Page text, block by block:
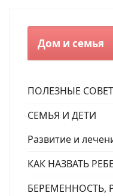
Дом и семья
ПОЛЕЗНЫЕ
СЕМЬЯ И ДЕТИ
Развитие и
КАК НАЗВАТЬ
БЕРЕМЕННОСТЬ,